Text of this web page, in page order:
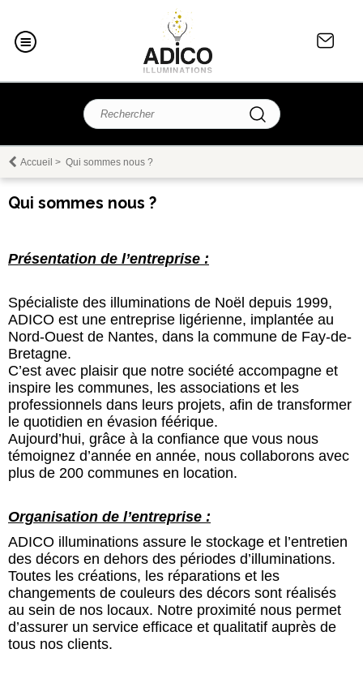
Accueil > Qui sommes nous ?
Qui sommes nous ?
Présentation de l’entreprise :
Spécialiste des illuminations de Noël depuis 1999,
ADICO est une entreprise ligérienne, implantée au
Nord-Ouest de Nantes, dans la commune de Fay-de-
Bretagne.
C’est avec plaisir que notre société accompagne et
inspire les communes, les associations et les
professionnels dans leurs projets, afin de transformer
le quotidien en évasion féérique.
Aujourd’hui, grâce à la confiance que vous nous
témoignez d’année en année, nous collaborons avec
plus de 200 communes en location.
Organisation de l’entreprise :
ADICO illuminations assure le stockage et l’entretien
des décors en dehors des périodes d’illuminations.
Toutes les créations, les réparations et les
changements de couleurs des décors sont réalisés
au sein de nos locaux. Notre proximité nous permet
d’assurer un service efficace et qualitatif auprès de
tous nos clients.